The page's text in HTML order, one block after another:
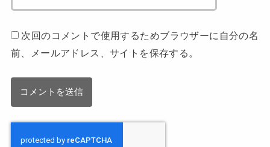
次回のコメントで使用するためブラウザーに自分の名
前、メールアドレス、サイトを保存する。